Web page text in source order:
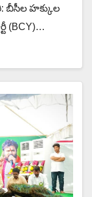
బీసీల హక్కుల
(BCY)…